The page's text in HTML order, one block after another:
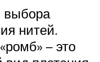
выбора
нитей.
– это